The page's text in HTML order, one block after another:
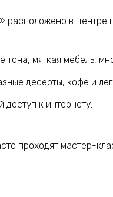
расположено в центре
тона, мягкая мебель,
десерты, кофе и
доступ к интернету.
проходят мастер-